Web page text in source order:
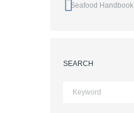
Seafood Handbook
SEARCH